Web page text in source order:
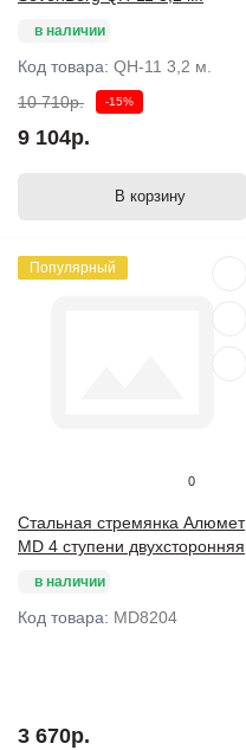
в наличии
Код товара: QH-11 3,2 м.
10 710р.
-15%
9 104р.
В корзину
Популярный
0
Стальная стремянка Алюмет
MD 4 ступени двухсторонняя
в наличии
Код товара: MD8204
3 670р.